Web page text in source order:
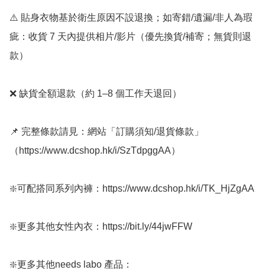
⚠️ 貼身衣物基於衛生原因不設退換；如寄錯/遺漏/非人為瑕
疵：收貨 7 天內提供相片/影片（優先換貨/補寄；無貨則退
款）
❌ 缺貨全額退款（約 1–8 個工作天退回）
📌 完整條款請見：網站「訂購須知/退貨條款」
（https://www.dcshop.hk/i/SzTdpggAA）
❇️可配搭同系列內褲：https://www.dcshop.hk/i/TK_HjZgAA
❇️更多其他女性內衣：https://bit.ly/44jwFFW
❇️更多其他needs labo 產品：